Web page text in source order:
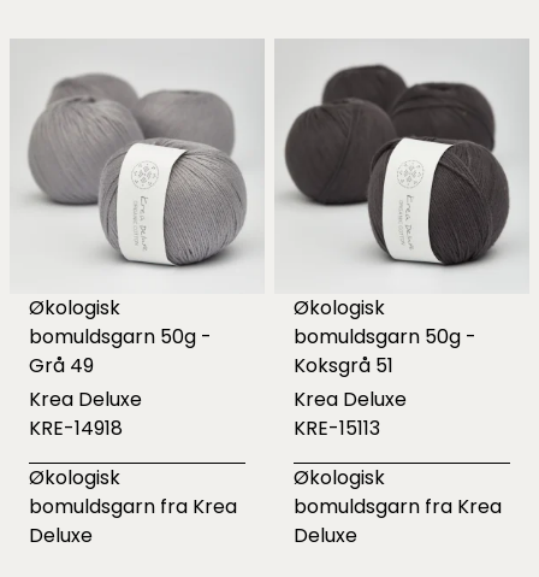
Økologisk
bomuldsgarn 50g -
Grå 49
Krea Deluxe
KRE-14918
Økologisk
bomuldsgarn fra Krea
Deluxe
Økologisk
bomuldsgarn 50g -
Koksgrå 51
Krea Deluxe
KRE-15113
Økologisk
bomuldsgarn fra Krea
Deluxe